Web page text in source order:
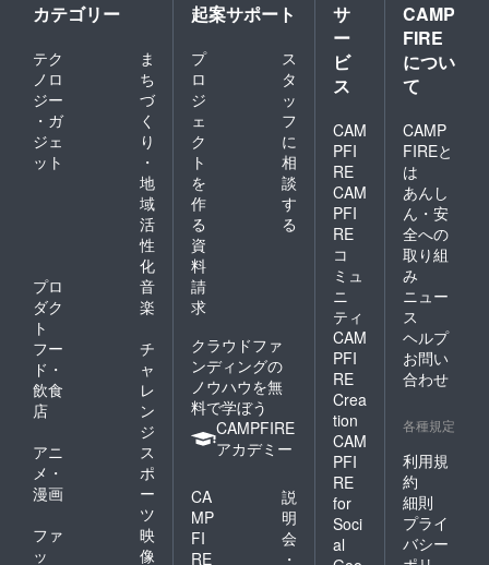
カテゴリー
テク
ノロ
ジー
・ガ
ジェ
ット
ま
ち
づ
く
り
・
地
域
活
性
化
プロ
ダク
ト
音
楽
フー
ド・
飲食
店
チ
ャ
レ
ン
ジ
アニ
メ・
漫画
ス
ポ
ー
ツ
ファ
ッ
映
像
起案サポート
プ
ロ
ジ
ェ
ク
ト
を
作
る
ス
タ
ッ
フ
に
相
談
す
る
資
料
請
求
クラウドファ
ンディングの
ノウハウを無
料で学ぼう
CAMPFIRE
アカデミー
CA
MP
FI
RE
説
明
会
・
サ
ー
ビ
ス
CAM
PFI
RE
CAM
PFI
RE
コ
ミュ
ニ
ティ
CAM
PFI
RE
Crea
tion
CAM
PFI
RE
for
Soci
al
CAMP
FIRE
につい
て
CAMP
FIREと
は
あんし
ん・安
全への
取り組
み
ニュー
ス
ヘルプ
お問い
合わせ
各種規定
利用規
約
細則
プライ
バシー